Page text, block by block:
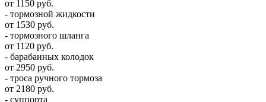
от 1150 руб.
- тормозной жидкости
от 1530 руб.
- тормозного шланга
от 1120 руб.
- барабанных колодок
от 2950 руб.
- троса ручного тормоза
от 2180 руб.
- суппорта